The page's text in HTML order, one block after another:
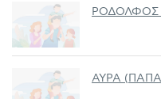
ΡΟΔΟΛΦΟΣ
ΑΥΡΑ